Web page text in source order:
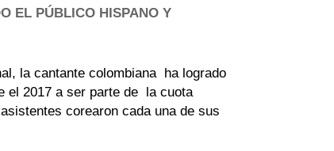
EL PÚBLICO HISPANO Y
la cantante colombiana ha logrado
el 2017 a ser parte de la cuota
corearon cada una de sus